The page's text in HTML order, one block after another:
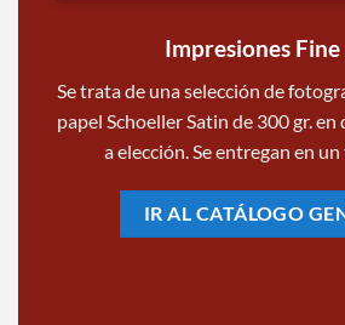
Impresiones
Se trata de una selección de
papel Schoeller Satin de 300 gr.
a elección. Se entregan en
IR AL CATÁLOGO